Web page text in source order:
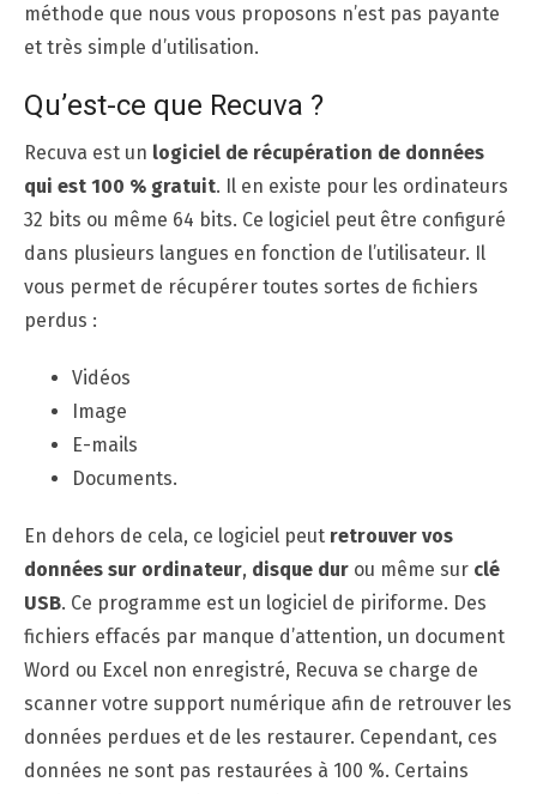
méthode que nous vous proposons n’est pas payante
et très simple d’utilisation.
Qu’est-ce que Recuva ?
Recuva est un logiciel de récupération de données
qui est 100 % gratuit. Il en existe pour les ordinateurs
32 bits ou même 64 bits. Ce logiciel peut être configuré
dans plusieurs langues en fonction de l’utilisateur. Il
vous permet de récupérer toutes sortes de fichiers
perdus :
Vidéos
Image
E-mails
Documents.
En dehors de cela, ce logiciel peut retrouver vos
données sur ordinateur, disque dur ou même sur clé
USB. Ce programme est un logiciel de piriforme. Des
fichiers effacés par manque d’attention, un document
Word ou Excel non enregistré, Recuva se charge de
scanner votre support numérique afin de retrouver les
données perdues et de les restaurer. Cependant, ces
données ne sont pas restaurées à 100 %. Certains